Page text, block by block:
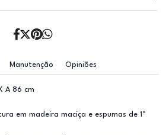
Manutenção Opiniões
A 86 cm
em madeira maciça e espumas de 1ª